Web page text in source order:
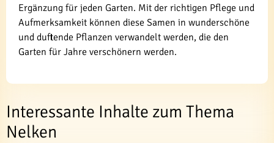
Ergänzung für jeden Garten. Mit der richtigen Pflege und
Aufmerksamkeit können diese Samen in wunderschöne
und duftende Pflanzen verwandelt werden, die den
Garten für Jahre verschönern werden.
Interessante Inhalte zum Thema
Nelken